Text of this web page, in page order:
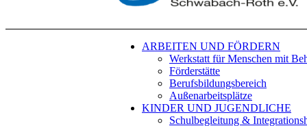
ARBEITEN UND FÖRDERN
Werkstatt für Menschen mit
Förderstätte
Berufsbildungsbereich
Außenarbeitsplätze
KINDER UND JUGENDLICHE
Schulbegleitung &